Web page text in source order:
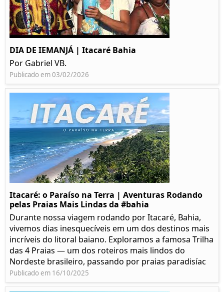
DIA DE IEMANJÁ | Itacaré Bahia
Por Gabriel VB.
Publicado em 03/02/2026
Itacaré: o Paraíso na Terra | Aventuras Rodando
pelas Praias Mais Lindas da #bahia
Durante nossa viagem rodando por Itacaré, Bahia,
vivemos dias inesquecíveis em um dos destinos mais
incríveis do litoral baiano. Exploramos a famosa Trilha
das 4 Praias — um dos roteiros mais lindos do
Nordeste brasileiro, passando por praias paradisíac
Publicado em 16/10/2025